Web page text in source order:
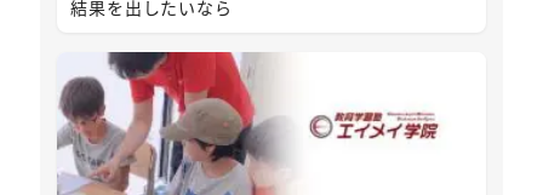
結果を出したいなら